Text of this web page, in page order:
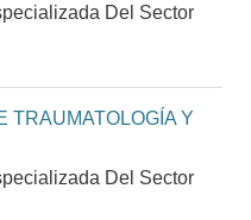
Del Sector
TRAUMATOLOGÍA Y
Del Sector